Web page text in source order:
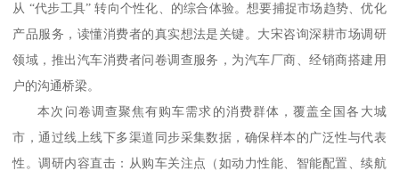
从 “代步工具” 转向个性化、的综合体验。想要捕捉市场趋势、优化
产品服务，读懂消费者的真实想法是关键。大宋咨询深耕市场调研
领域，推出汽车消费者问卷调查服务，为汽车厂商、经销商搭建用
户的沟通桥梁。
本次问卷调查聚焦有购车需求的消费群体，覆盖全国各大城
市，通过线上线下多渠道同步采集数据，确保样本的广泛性与代表
性。调研内容直击：从购车关注点（如动力性能、智能配置、续航